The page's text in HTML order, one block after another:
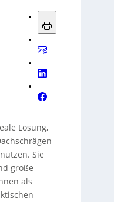
Lösung,
Sie
große
als